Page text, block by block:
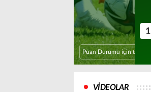
Puan Durumu için tıklayın
1
VİDEOLAR